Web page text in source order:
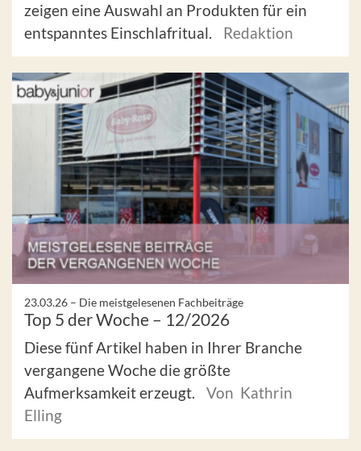
zeigen eine Auswahl an Produkten für ein
entspanntes Einschlafritual.
Redaktion
23.03.26 – Die meistgelesenen Fachbeiträge
Top 5 der Woche – 12/2026
Diese fünf Artikel haben in Ihrer Branche
vergangene Woche die größte
Aufmerksamkeit erzeugt.
Von Kathrin
Elling